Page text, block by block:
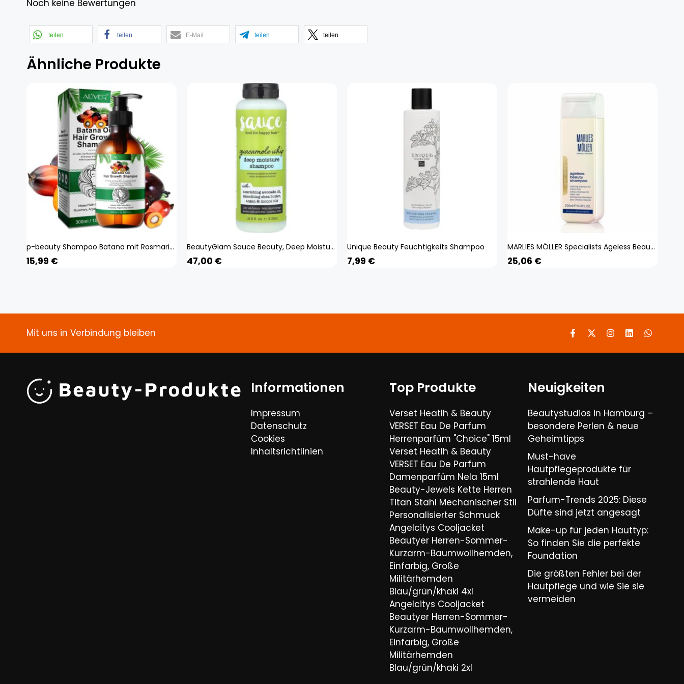
Noch keine Bewertungen
teilen teilen E-Mail teilen teilen
Ähnliche Produkte
p-beauty Shampoo Batana mit Rosmarin Haarwachstum Kopfhaut Pflege anti Haarausfall Vegan, 1x 300ml
15,99 €
BeautyGlam Sauce Beauty, Deep Moisture Shampoo, Guacamole Whip, 10.5 fl oz (310 ml)
47,00 €
Unique Beauty Feuchtigkeits Shampoo
7,99 €
MARLIES MÖLLER Specialists Ageless Beauty Shampoo 200ml 104212
25,06 €
Mit uns in Verbindung bleiben
Informationen
Impressum
Datenschutz
Cookies
Inhaltsrichtlinien
Top Produkte
Verset Heatlh & Beauty
VERSET Eau De Parfum
Herrenparfüm "Choice" 15ml
Verset Heatlh & Beauty
VERSET Eau De Parfum
Damenparfüm Nela 15ml
Beauty-Jewels Kette Herren
Titan Stahl Mechanischer Stil
Personalisierter Schmuck
Angelcitys Cooljacket
Beautyer Herren-Sommer-
Kurzarm-Baumwollhemden,
Einfarbig, Große
Militärhemden
Blau/grün/khaki 4xl
Angelcitys Cooljacket
Beautyer Herren-Sommer-
Kurzarm-Baumwollhemden,
Einfarbig, Große
Militärhemden
Blau/grün/khaki 2xl
Neuigkeiten
Beautystudios in Hamburg –
besondere Perlen & neue
Geheimtipps
Must-have
Hautpflegeprodukte für
strahlende Haut
Parfum-Trends 2025: Diese
Düfte sind jetzt angesagt
Make-up für jeden Hauttyp:
So finden Sie die perfekte
Foundation
Die größten Fehler bei der
Hautpflege und wie Sie sie
vermeiden